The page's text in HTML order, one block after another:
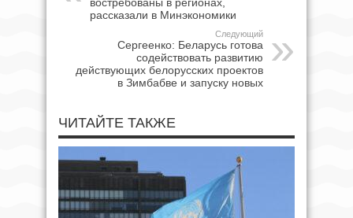
рассказали в Минэкономики
Следующий
Сергеенко: Беларусь готова
содействовать развитию
действующих белорусских проектов
в Зимбабве и запуску новых
ЧИТАЙТЕ ТАКЖЕ